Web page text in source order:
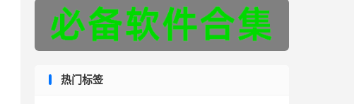
热门标签